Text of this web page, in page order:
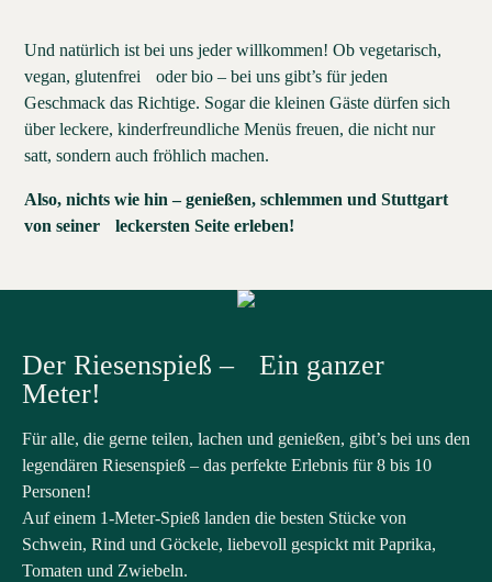
Und natürlich ist bei uns jeder willkommen! Ob vegetarisch,
vegan, glutenfrei oder bio – bei uns gibt’s für jeden
Geschmack das Richtige. Sogar die kleinen Gäste dürfen sich
über leckere, kinderfreundliche Menüs freuen, die nicht nur
satt, sondern auch fröhlich machen.
Also, nichts wie hin – genießen, schlemmen und Stuttgart
von seiner leckersten Seite erleben!
Der Riesenspieß – Ein ganzer
Meter!
Für alle, die gerne teilen, lachen und genießen, gibt’s bei uns den
legendären Riesenspieß – das perfekte Erlebnis für 8 bis 10
Personen!
Auf einem 1-Meter-Spieß landen die besten Stücke von
Schwein, Rind und Göckele, liebevoll gespickt mit Paprika,
Tomaten und Zwiebeln.